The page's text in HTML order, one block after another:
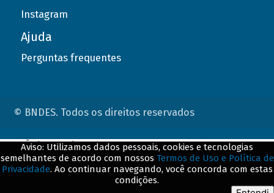
Instagram
Ajuda
Perguntas frequentes
© BNDES. Todos os direitos reservados
Aviso: Utilizamos dados pessoais, cookies e tecnologias
semelhantes de acordo com nossos Termos de Uso e Política de
Privacidade. Ao continuar navegando, você concorda com estas
condições.
ConteÃºdo complementar
${title}${badge}